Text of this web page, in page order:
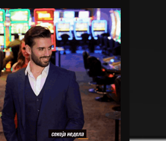
Интер
Лара Гут Бехрами означи крај
на скијачката кариера
Меси со два гола се врати во
дресот на Интер Мајами по
Мундијалот
Шенгелија плати еден милион